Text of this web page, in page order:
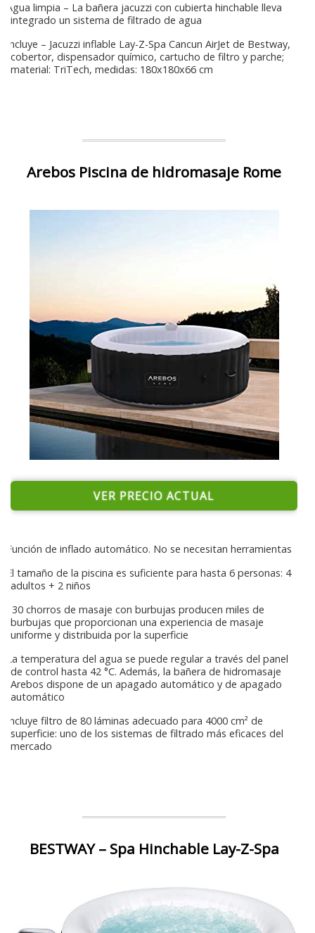
Agua limpia – La bañera jacuzzi con cubierta hinchable lleva
integrado un sistema de filtrado de agua
Incluye – Jacuzzi inflable Lay-Z-Spa Cancun AirJet de Bestway,
cobertor, dispensador químico, cartucho de filtro y parche;
material: TriTech, medidas: 180x180x66 cm
Arebos Piscina de hidromasaje Rome
VER PRECIO ACTUAL
Función de inflado automático. No se necesitan herramientas
El tamaño de la piscina es suficiente para hasta 6 personas: 4
adultos + 2 niños
130 chorros de masaje con burbujas producen miles de
burbujas que proporcionan una experiencia de masaje
uniforme y distribuida por la superficie
La temperatura del agua se puede regular a través del panel
de control hasta 42 °C. Además, la bañera de hidromasaje
Arebos dispone de un apagado automático y de apagado
automático
Incluye filtro de 80 láminas adecuado para 4000 cm² de
superficie: uno de los sistemas de filtrado más eficaces del
mercado
BESTWAY – Spa Hinchable Lay-Z-Spa